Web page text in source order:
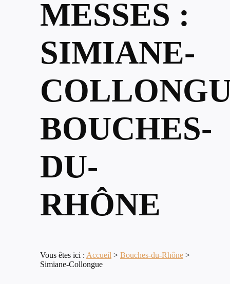
MESSES :
SIMIANE-
BOUCHES-
DU-
RHÔNE
Vous êtes ici : Accueil > Bouches-du-Rhône >
Simiane-Collongue